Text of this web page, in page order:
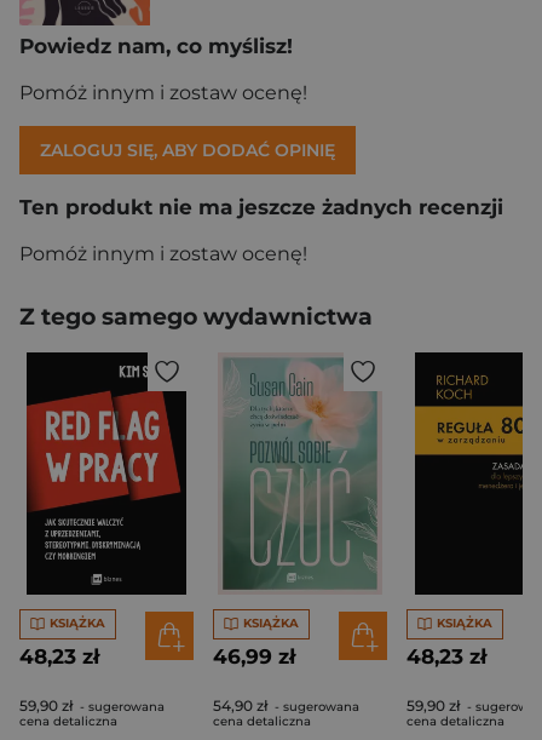
Powiedz nam, co myślisz!
Pomóż innym i zostaw ocenę!
ZALOGUJ SIĘ, ABY DODAĆ OPINIĘ
Ten produkt nie ma jeszcze żadnych recenzji
Pomóż innym i zostaw ocenę!
Z tego samego wydawnictwa
KSIĄŻKA
48,23 zł
59,90 zł - sugerowana
cena detaliczna
KSIĄŻKA
46,99 zł
54,90 zł - sugerowana
cena detaliczna
KSIĄŻKA
48,23 zł
59,90 zł -
cena detaliczna